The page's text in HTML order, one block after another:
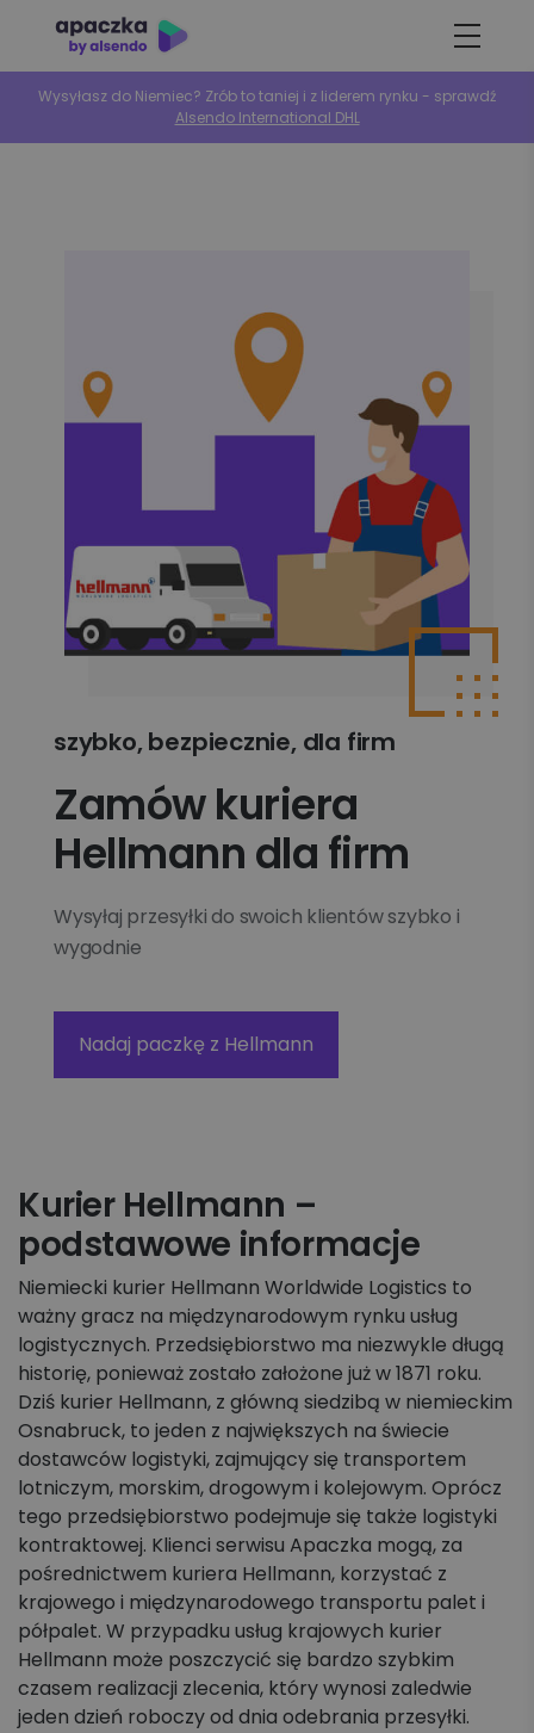
Wysyłasz do Niemiec? Zrób to taniej i z liderem rynku - sprawdź
Alsendo International DHL
szybko, bezpiecznie, dla firm
Zamów kuriera
Hellmann dla firm
Wysyłaj przesyłki do swoich klientów szybko i
wygodnie
Nadaj paczkę z Hellmann
Kurier Hellmann –
podstawowe informacje
Niemiecki kurier Hellmann Worldwide Logistics to
ważny gracz na międzynarodowym rynku usług
logistycznych. Przedsiębiorstwo ma niezwykle długą
historię, ponieważ zostało założone już w 1871 roku.
Dziś kurier Hellmann, z główną siedzibą w niemieckim
Osnabruck, to jeden z największych na świecie
dostawców logistyki, zajmujący się transportem
lotniczym, morskim, drogowym i kolejowym. Oprócz
tego przedsiębiorstwo podejmuje się także logistyki
kontraktowej. Klienci serwisu Apaczka mogą, za
pośrednictwem kuriera Hellmann, korzystać z
krajowego i międzynarodowego transportu palet i
półpalet. W przypadku usług krajowych kurier
Hellmann może poszczycić się bardzo szybkim
czasem realizacji zlecenia, który wynosi zaledwie
jeden dzień roboczy od dnia odebrania przesyłki.